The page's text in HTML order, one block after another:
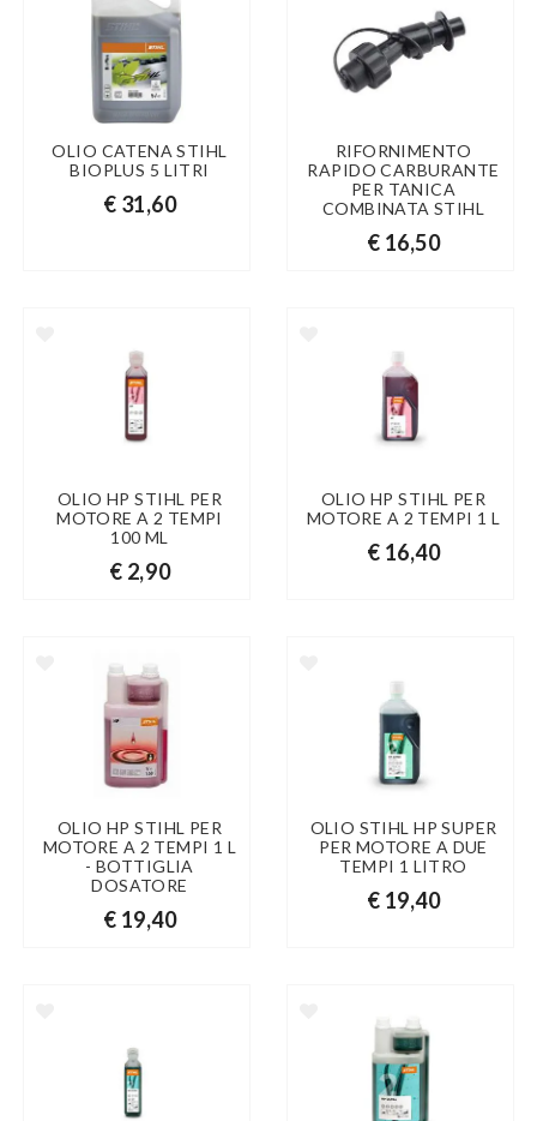
OLIO CATENA STIHL
BIOPLUS 5 LITRI
€ 31,60
RIFORNIMENTO
RAPIDO CARBURANTE
PER TANICA
COMBINATA STIHL
€ 16,50
OLIO HP STIHL PER
MOTORE A 2 TEMPI
100 ML
€ 2,90
OLIO HP STIHL PER
MOTORE A 2 TEMPI 1 L
€ 16,40
OLIO HP STIHL PER
MOTORE A 2 TEMPI 1 L
- BOTTIGLIA
DOSATORE
€ 19,40
OLIO STIHL HP SUPER
PER MOTORE A DUE
TEMPI 1 LITRO
€ 19,40